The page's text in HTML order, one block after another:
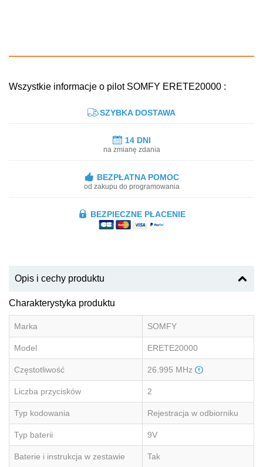
Wszystkie informacje o pilot SOMFY ERETE20000 :
SZYBKA DOSTAWA
14 DNI
na zmianę zdania
BEZPŁATNA POMOC
od zakupu do programowania
BEZPIECZNE PŁACENIE
Opis i cechy produktu
Charakterystyka produktu
Marka SOMFY
Model ERETE20000
Częstotliwość 26.995 MHz
Liczba przycisków 2
Typ kodowania Rejestracja w odbiorniku
Typ baterii 9V
Baterie i instrukcja w zestawie Tak